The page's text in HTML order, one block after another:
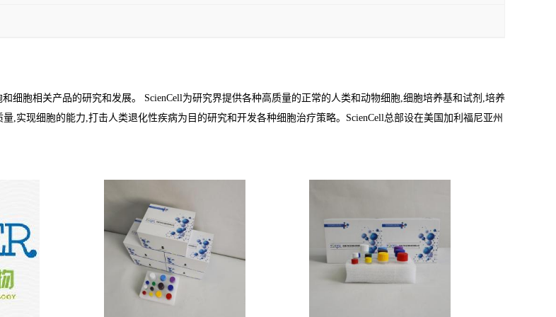
细胞相关产品的研究和发展。 ScienCell为研究界提供各种高质量的正常的人类和动物细胞,细胞培养基和试剂,培养
,实现细胞的能力,打击人类退化性疾病为目的研究和开发各种细胞治疗策略。ScienCell总部设在美国加利福尼亚州